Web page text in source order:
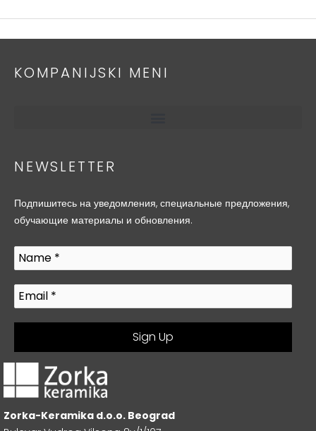
KOMPANIJSKI MENI
NEWSLETTER
Подпишитесь на уведомления, специальные предложения,
обучающие материалы и обновления.
Zorka-Keramika d.o.o. Beograd